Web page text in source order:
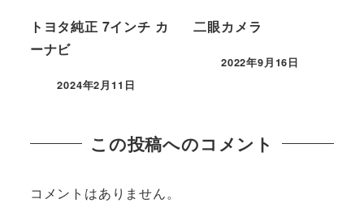
トヨタ純正 7インチ カ
ーナビ
2024年2月11日
二眼カメラ
2022年9月16日
この投稿へのコメント
コメントはありません。